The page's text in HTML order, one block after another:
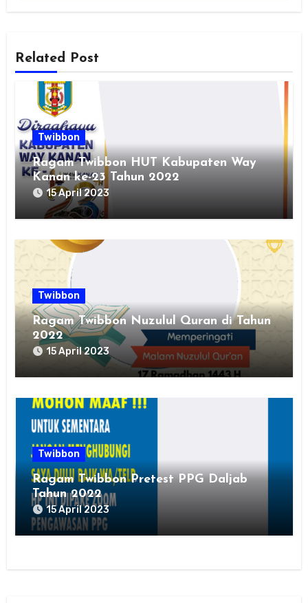
Related Post
Twibbon
Ragam Twibbon HUT Kabupaten Way
Kanan ke-23 Tahun 2022
15 April 2023
Twibbon
Ragam Twibbon Nuzulul Quran di Tahun
2022
15 April 2023
Twibbon
Ragam Twibbon Pretest PPG Daljab
Tahun 2022
15 April 2023